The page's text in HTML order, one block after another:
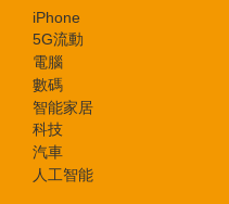
iPhone
5G流動
電腦
數碼
智能家居
科技
汽車
人工智能